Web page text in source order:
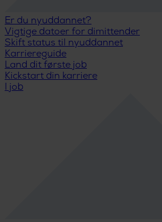
Er du nyuddannet?
Vigtige datoer for dimittender
Skift status til nyuddannet
Karriereguide
Land dit første job
Kickstart din karriere
I job